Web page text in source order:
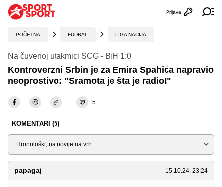
Otvori
Prijava
POČETNA FUDBAL LIGA NACIJA
Na čuvenoj utakmici SCG - BiH 1:0
Kontroverzni Srbin je za Emira Spahića napravio
neoprostivo: "Sramota je šta je radio!"
5
KOMENTARI (5)
Sortiraj
papagaj 15.10.24. 23:24